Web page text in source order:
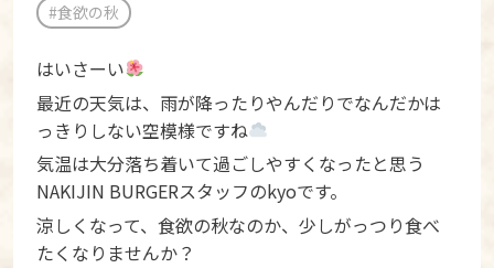
#食欲の秋
はいさーい
最近の天気は、雨が降ったりやんだりでなんだかは
っきりしない空模様ですね
気温は大分落ち着いて過ごしやすくなったと思う
NAKIJIN BURGERスタッフのkyoです。
涼しくなって、食欲の秋なのか、少しがっつり食べ
たくなりませんか？